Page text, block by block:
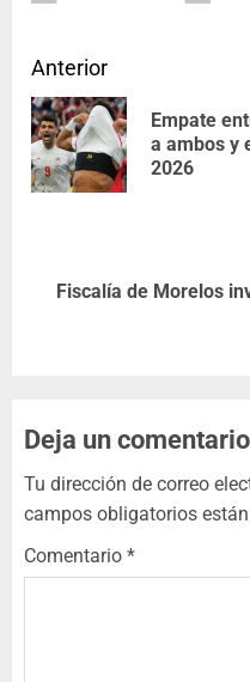
Anterior
Empate
a ambos y
2026
Fiscalía de Morelos
Deja un comentario
Tu dirección de correo
campos obligatorios
Comentario *